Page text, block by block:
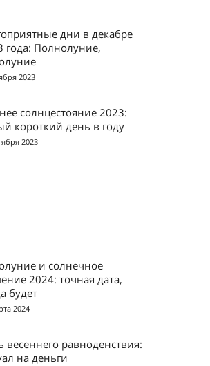
дни в декабре
года: Полнолуние,
2023
солнцестояние 2023:
короткий день в году
2023
и солнечное
2024: точная дата,
будет
2024
весеннего равноденствия:
на деньги